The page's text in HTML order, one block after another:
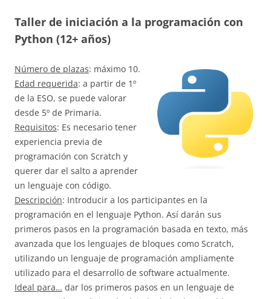
Taller de iniciación a la programación con
Python (12+ años)
Número de plazas: máximo 10.
Edad requerida: a partir de 1º
de la ESO, se puede valorar
desde 5º de Primaria.
Requisitos: Es necesario tener
experiencia previa de
programación con Scratch y
querer dar el salto a aprender
un lenguaje con código.
Descripción: Introducir a los participantes en la
programación en el lenguaje Python. Así darán sus
primeros pasos en la programación basada en texto, más
avanzada que los lenguajes de bloques como Scratch,
utilizando un lenguaje de programación ampliamente
utilizado para el desarrollo de software actualmente.
Ideal para… dar los primeros pasos en un lenguaje de